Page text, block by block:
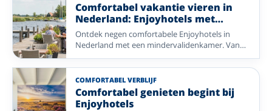
Comfortabel vakantie vieren in
Nederland: Enjoyhotels met
mindervalidekamers
Ontdek negen comfortabele Enjoyhotels in
Nederland met een mindervalidenkamer. Van
de frisse zeelucht aan de kust tot de rust van de
Veluwe, Friesland, Bergen, de Betuwe en de
Achterhoek: kies uw favoriete bestemming en
geniet zorgeloos van een ontspannen vakantie.
COMFORTABEL VERBLIJF
Comfortabel genieten begint bij
Enjoyhotels